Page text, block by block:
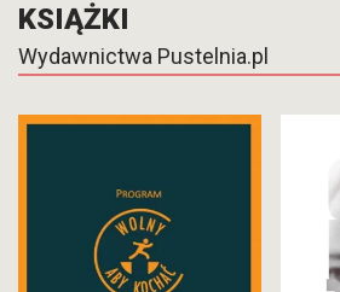
KSIĄŻKI
Wydawnictwa Pustelnia.pl